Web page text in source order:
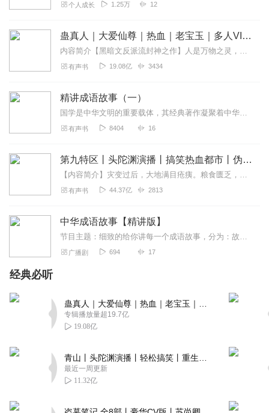
个人成长 1.25万 12
蛊真人｜大爱仙尊｜热血｜老宝玉｜多人VIP免费有声剧
内容简介【黑暗文反派流封神之作】人是万物之灵，蛊是天地真精。一个穿越者不断重生的故事。一个养蛊、炼蛊、用蛊的奇特世界。配音组（男角色）老宝玉旁白...
有声书 19.08亿 3434
精讲成语故事（一）
国学是中华文明的重要载体，其经典著作凝聚着中华文化之精髓，其思想智慧成为了传之千古的结晶。国学经典不仅是中华民族的的灿烂遗产，也是中国人不可或缺的精神力量。...
有声书 8404 16
第九特区丨头陀渊演播丨搞笑热血都市丨伪戒丨VIP免费多人有声剧
【内容简介】灾变过后，大地满目疮痍。粮食匮乏，资源紧俏，局势混乱……一位从待规划区杀出来的青年，背对着漫天黄沙，孤身来到九区谋生，却不曾想偶然结识三五好友，一念...
有声书 44.37亿 2813
中华成语故事【精讲版】
节目主题：细致的给你讲每一个成语故事，分为：故事篇、实例篇、问答篇。故事篇：告诉你成语背后的故事实例篇：生活中的成语问答篇：考考你小知识适合人群：中小学生想陪孩...
广播剧 694 17
经典必听
专辑播放量超19.7亿
19.08亿
最近一周更新
11.32亿